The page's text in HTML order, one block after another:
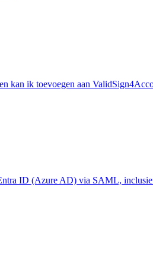
kan ik toevoegen aan
ID (Azure AD) via SAML,